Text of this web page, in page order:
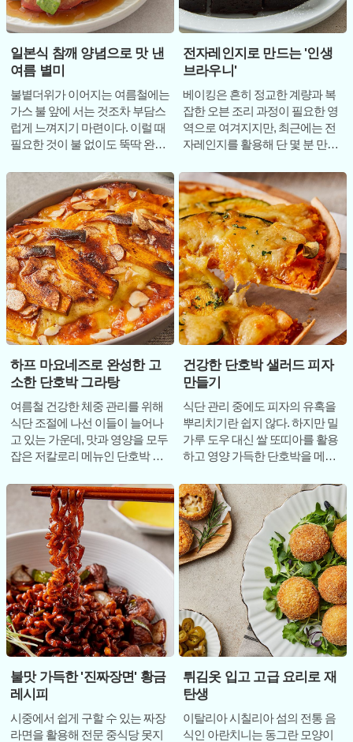
일본식 참깨 양념으로 맛 낸
여름 별미
불볕더위가 이어지는 여름철에는
가스 불 앞에 서는 것조차 부담스
럽게 느껴지기 마련이다. 이럴 때
필요한 것이 불 없이도 뚝딱 완성
을 선사
전자레인지로 만드는 '인생
브라우니'
베이킹은 흔히 정교한 계량과 복
잡한 오븐 조리 과정이 필요한 영
역으로 여겨지지만, 최근에는 전
자레인지를 활용해 단 몇 분 만에
븐 베이킹'
하프 마요네즈로 완성한 고
소한 단호박 그라탕
여름철 건강한 체중 관리를 위해
식단 조절에 나선 이들이 늘어나
고 있는 가운데, 맛과 영양을 모두
잡은 저칼로리 메뉴인 단호박 시
반적으로
건강한 단호박 샐러드 피자
만들기
식단 관리 중에도 피자의 유혹을
뿌리치기란 쉽지 않다. 하지만 밀
가루 도우 대신 쌀 또띠아를 활용
하고 영양 가득한 단호박을 메인
진다. 건강과
불맛 가득한 '진짜장면' 황금
레시피
시중에서 쉽게 구할 수 있는 짜장
라면을 활용해 전문 중식당 못지
튀김옷 입고 고급 요리로 재
탄생
이탈리아 시칠리아 섬의 전통 음
식인 아란치니는 동그란 모양이